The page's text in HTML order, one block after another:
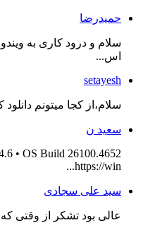
حمیدرضا
سلام و درود کاری به
اس...
setayesh
سلام،از کجا میتونم دانلود
سعید ن
• OS Build 26100.4652
https://win...
سید علی سجادی
عالی بود تشکر از وقتی که